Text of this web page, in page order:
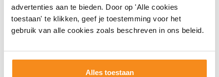
advertenties aan te bieden. Door op 'Alle cookies
toestaan' te klikken, geef je toestemming voor het
gebruik van alle cookies zoals beschreven in ons beleid.
Alles toestaan